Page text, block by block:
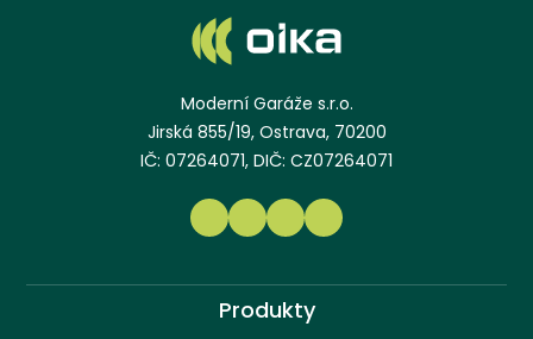
Moderní Garáže s.r.o.
Jirská 855/19, Ostrava, 70200
IČ: 07264071, DIČ: CZ07264071
Produkty